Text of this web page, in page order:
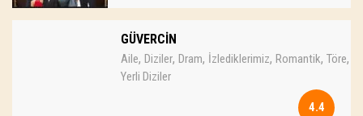
GÜVERCİN
Aile, Diziler, Dram, İzlediklerimiz, Romantik, Töre,
Yerli Diziler
4.4